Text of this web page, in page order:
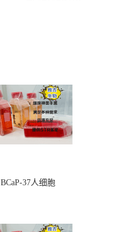
BCaP-37人细胞